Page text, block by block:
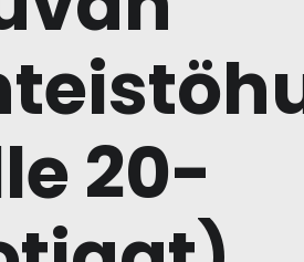
20-